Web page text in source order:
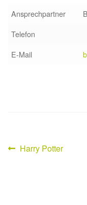
Ablauf Adoption
Ansprechpartner
Telefon
E-Mail
Vorheriger
Harry Potter